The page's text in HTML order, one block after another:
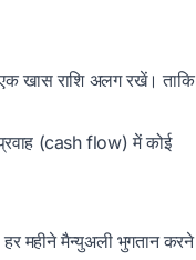
खास राशि अलग रखें। ताकि
(cash flow) में कोई
महीने मैन्युअली भुगतान करने